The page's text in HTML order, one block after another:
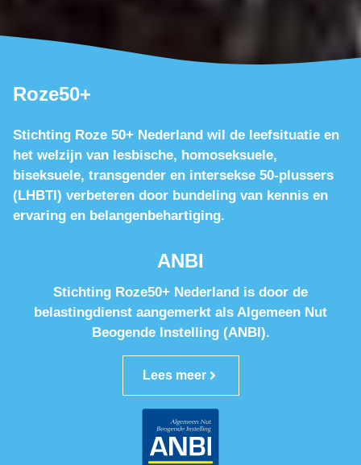
Roze50+
Stichting Roze 50+ Nederland wil de leefsituatie en
het welzijn van lesbische, homoseksuele,
biseksuele, transgender en intersekse 50-plussers
(LHBTI) verbeteren door bundeling van kennis en
ervaring en belangenbehartiging.
ANBI
Stichting Roze50+ Nederland is door de
belastingdienst aangemerkt als Algemeen Nut
Beogende Instelling (ANBI).
Lees meer